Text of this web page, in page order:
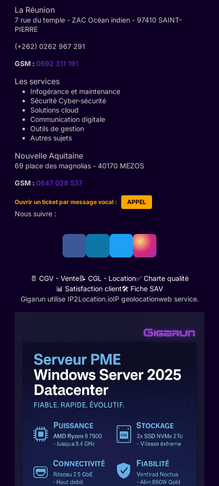
La Réunion
7 rue du temple - ZAC Océan indien - 97410 SAINT-
PIERRE
(+262) 0262 967 291
GSM : 0692 311 191
Les services
Infogérance et maintenance
Sécurité Cyber-sécurité
Solutions cloud
Communication digitale
Outils de gestion
Autres sujets
Nouvelle Aquitaine
69 place des magnolias - 40170 MEZOS
GSM : 0647 028 537
Ouvrir un ticket par message vocal : APPEL
Nous suivre :
📄 CGV - Vente📝 CGL - Location✅ Charte qualité
📊 Satisfaction client🛠️ Fiche SAV
Gigarun utilise IP2Location.ioIP geolocationweb service.